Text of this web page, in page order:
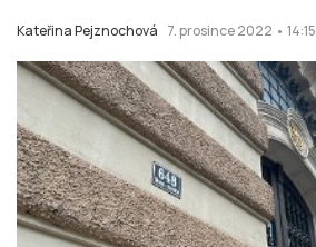
Kateřina Pejznochová 7. prosince 2022 • 14:15